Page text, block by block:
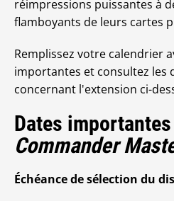
réimpressions puissantes à
flamboyants de leurs cartes
Remplissez votre calendrier
importantes et consultez les
concernant l'extension ci-
Dates
Commander
Échéance de sélection du